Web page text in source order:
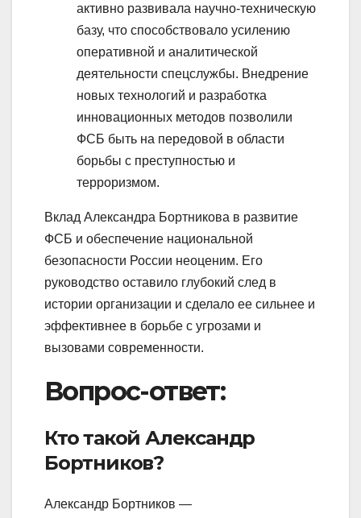
активно развивала научно-техническую
базу, что способствовало усилению
оперативной и аналитической
деятельности спецслужбы. Внедрение
новых технологий и разработка
инновационных методов позволили
ФСБ быть на передовой в области
борьбы с преступностью и
терроризмом.
Вклад Александра Бортникова в развитие
ФСБ и обеспечение национальной
безопасности России неоценим. Его
руководство оставило глубокий след в
истории организации и сделало ее сильнее и
эффективнее в борьбе с угрозами и
вызовами современности.
Вопрос-ответ:
Кто такой Александр
Бортников?
Александр Бортников —